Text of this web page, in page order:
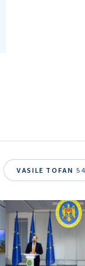
VASILE TOFAN 54